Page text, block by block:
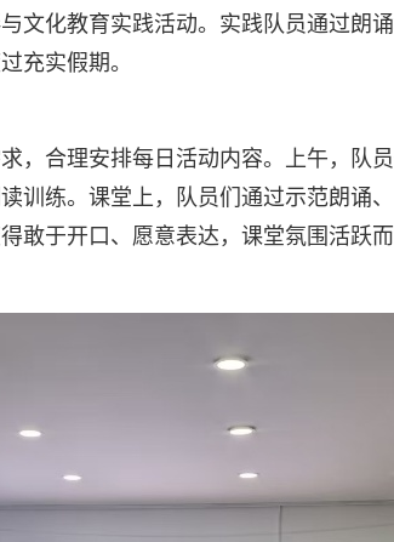
文化教育实践活动。实践队员通过朗
充实假期。
，合理安排每日活动内容。上午，队
训练。课堂上，队员们通过示范朗诵
敢于开口、愿意表达，课堂氛围活跃而